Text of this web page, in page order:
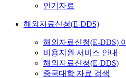
인기자료
해외자료신청(E-DDS)
해외자료신청(E-DDS)
비용지원 서비스 안내
해외자료신청(E-DDS)
중국대학 자료 검색